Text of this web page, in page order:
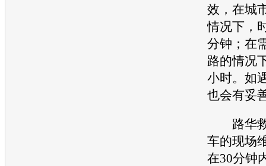
效，在城
情况下，
分钟；在
路的情况
小时。如
也会有妥
路华救
车的现场
在30分钟